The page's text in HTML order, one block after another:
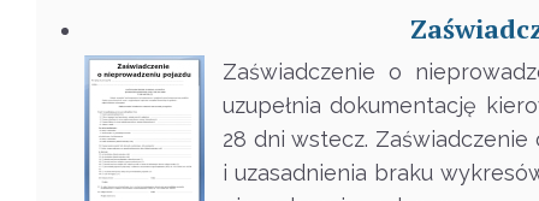
Zaświadczenie o
uzupełnia dokumentację
28 dni wstecz.
i uzasadnienia braku